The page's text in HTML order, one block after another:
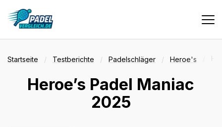
Vergleiche
Tests
Startseite Testberichte Padelschläger Heroe's
Heroe’s Padel Maniac
2025